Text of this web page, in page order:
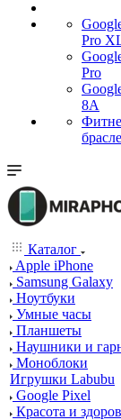
Pro
Pro
8A
Каталог
Apple iPhone
Samsung Galaxy
Ноутбуки
Умные часы
Планшеты
Наушники и
Моноблоки
Игрушки Labubu
Google Pixel
Красота и